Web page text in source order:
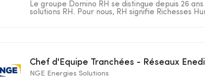
Le groupe Domino RH se distingue depuis 26
solutions RH. Pour nous, RH signifie Richesses
Chef d'Equipe Tranchées - Réseaux
NGE Energies Solutions